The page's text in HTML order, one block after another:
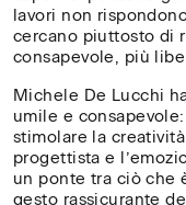
lavori non
cercano piuttosto di
consapevole, più
Michele De Lucchi
umile e
stimolare la
progettista e
un ponte tra ciò che
gesto rassicurante
risultato?
Se
vuoi
che